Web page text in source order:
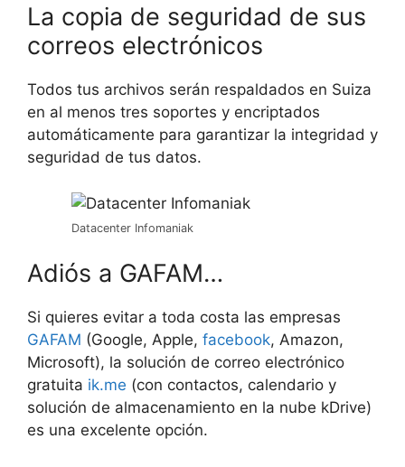
La copia de seguridad de sus
correos electrónicos
Todos tus archivos serán respaldados en Suiza
en al menos tres soportes y encriptados
automáticamente para garantizar la integridad y
seguridad de tus datos.
Datacenter Infomaniak
Adiós a GAFAM…
Si quieres evitar a toda costa las empresas
GAFAM (Google, Apple, facebook, Amazon,
Microsoft), la solución de correo electrónico
gratuita ik.me (con contactos, calendario y
solución de almacenamiento en la nube kDrive)
es una excelente opción.